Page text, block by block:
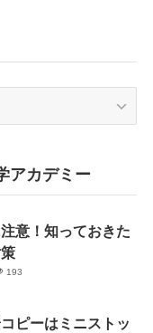
アカデミー
意！知っておきた
193
ピーはミニストッ